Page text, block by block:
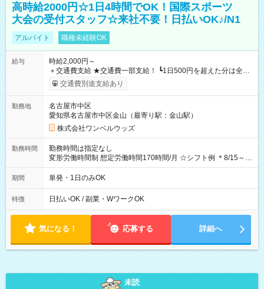
高時給2000円☆1日4時間でOK！国際スポーツ
大会の受付スタッフ☆来社不要！日払いOK♪/N1
アルバイト 職種未経験OK
給与
時給2,000円～
＋交通費支給 ★交通費一部支給！ ┗1日500円を超えた分は全額
支給！ ※往復500円以内の方は自己負担となります ★日払い
OK！（規定あり） ┗働いたその日に現金GET♪ お仕事後はコン
期間なし
交通費別途支給あり
勤務地
名古屋市中区
愛知県名古屋市中区金山（最寄り駅：金山駅）
株式会社ワンベルウッズ
勤務時間
勤務時間は指定なし
変形労働時間制 想定労働時間170時間/月 ☆シフト例 ＊8/15～
10/26 全日共通 08：00～12：00 17：00～21：00 ＊8/31
～9/19のみ下記シフトもあります！ 12：00～16：00 ＊9/6～
00
期間 単発・1日のみOK
特徴 日払いOK / 副業・WワークOK
気になる！ 応募する 詳細へ
未読